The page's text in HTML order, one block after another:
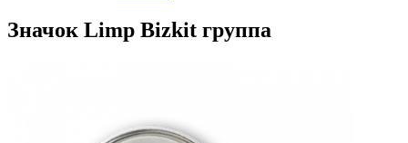
Значок Limp Bizkit группа